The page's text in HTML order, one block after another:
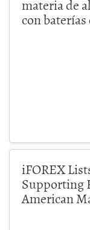
materia de
con
iFOREX
Supporting
American